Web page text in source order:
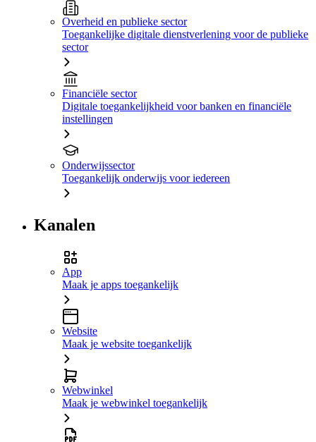
Overheid en publieke sector
Toegankelijke digitale dienstverlening voor de publieke
sector
Financiële sector
Digitale toegankelijkheid voor banken en financiële
instellingen
Onderwijssector
Toegankelijk onderwijs voor iedereen
Kanalen
App
Maak je apps toegankelijk
Website
Maak je website toegankelijk
Webwinkel
Maak je webwinkel toegankelijk